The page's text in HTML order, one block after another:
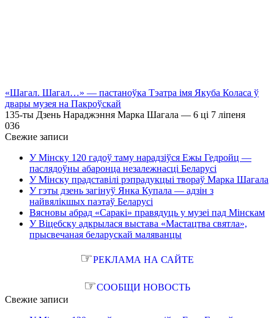
«Шагал. Шагал…» — пастаноўка Тэатра імя Якуба Коласа ў
двары музея на Пакроўскай
135-ты Дзень Нараджэння Марка Шагала — 6 ці 7 ліпеня
036
Свежие записи
У Мінску 120 гадоў таму нарадзіўся Ежы Гедройц —
паслядоўны абаронца незалежнасці Беларусі
У Мінску прадставілі рэпрадукцыі твораў Марка Шагала
У гэты дзень загінуў Янка Купала — адзін з
найвялікшых паэтаў Беларусі
Вясновы абрад «Саракі» правядуць у музеі пад Мінскам
У Віцебску адкрылася выстава «Мастацтва святла»,
прысвечаная беларускай маляванцы
☞РЕКЛАМА НА САЙТЕ
☞СООБЩИ НОВОСТЬ
Свежие записи